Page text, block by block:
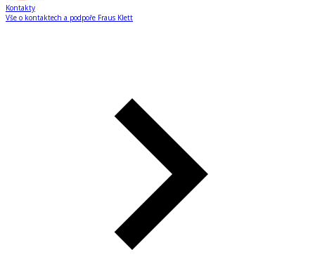
Kontakty
Vše o kontaktech a podpoře Fraus Klett